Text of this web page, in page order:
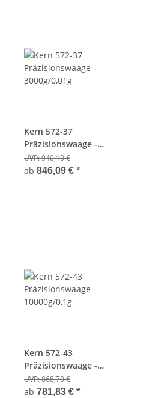
Kern 572-37
Präzisionswaage -
3000g/0,01g
UVP:940,10 €
ab 846,09 € *
Kern 572-43
Präzisionswaage -
10000g/0,1g
UVP:868,70 €
ab 781,83 € *